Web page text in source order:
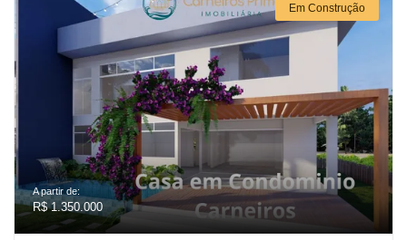
Em Construção
A partir de:
R$ 1.350.000